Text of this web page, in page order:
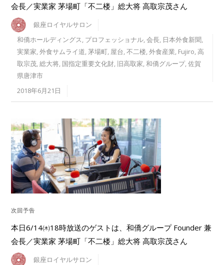
会長／実業家 茅場町「不二楼」総大将 高取宗茂さん
銀座ロイヤルサロン
和僑ホールディングス, プロフェッショナル,会長, 日本外食新聞,
実業家,外食サムライ道,茅場町, 屋台,不二楼,外食産業, Fujiro,高
取宗茂,総大将, 国指定重要文化財, 旧高取家,和僑グループ,佐賀
県唐津市
2018年6月21日
次回予告
本日6/14㈭18時放送のゲストは、和僑グループ Founder 兼
会長／実業家 茅場町「不二楼」総大将 高取宗茂さん
銀座ロイヤルサロン